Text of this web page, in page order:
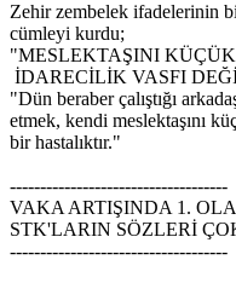
Zehir zembelek ifadelerinin
cümleyi kurdu;
"MESLEKTAŞINI
İDARECİLİK VASFI
"Dün beraber çalıştığı
etmek, kendi meslektaşını
bir hastalıktır."
------------------------------------
VAKA ARTIŞINDA 1.
STK'LARIN SÖZLERİ
------------------------------------